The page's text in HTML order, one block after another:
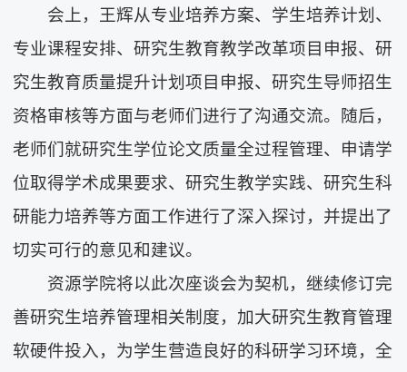
会上，王辉从专业培养方案、学生培养计划、
专业课程安排、研究生教育教学改革项目申报、研
究生教育质量提升计划项目申报、研究生导师招生
资格审核等方面与老师们进行了沟通交流。随后，
老师们就研究生学位论文质量全过程管理、申请学
位取得学术成果要求、研究生教学实践、研究生科
研能力培养等方面工作进行了深入探讨，并提出了
切实可行的意见和建议。
资源学院将以此次座谈会为契机，继续修订完
善研究生培养管理相关制度，加大研究生教育管理
软硬件投入，为学生营造良好的科研学习环境，全